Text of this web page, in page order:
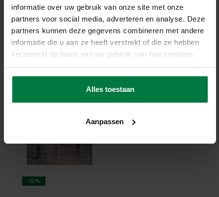
informatie over uw gebruik van onze site met onze
partners voor social media, adverteren en analyse. Deze
partners kunnen deze gegevens combineren met andere
informatie die u aan ze heeft verstrekt of die ze hebben
verzameld op basis van uw gebruik van hun services.
Alles toestaan
Aanpassen
Prosper 23 - Wolf Grey
Prosper 23 - Wolf Grey
op voorraad
★★★ ★★ (1)
406,- 369,-
-10%